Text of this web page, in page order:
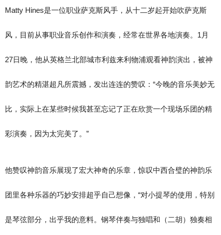
Matty Hines是一位职业萨克斯风手，从十二岁起开始吹萨克斯
风，目前从事职业音乐创作和演奏，经常在世界各地演奏。1月
27日晚，他从英格兰北部城市利兹来利物浦观看神韵演出，被神
韵艺术的精湛超凡所震撼，发出连连的赞叹：“今晚的音乐美妙无
比，实际上在某些时候我甚至忘记了正在欣赏一个现场乐团的精
彩演奏，因为太完美了。”
他赞叹神韵音乐展现了宏大神奇的乐章，惊叹中西合璧的神韵乐
团里各种乐器的巧妙安排超乎自己想像，“对小提琴的使用，特别
是琴弦部分，出乎我的意料。钢琴伴奏与独唱和（二胡）独奏相